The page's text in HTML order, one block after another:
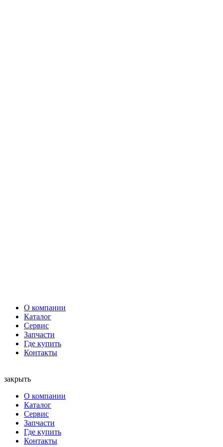
О компании
Каталог
Сервис
Запчасти
Где купить
Контакты
закрыть
О компании
Каталог
Сервис
Запчасти
Где купить
Контакты